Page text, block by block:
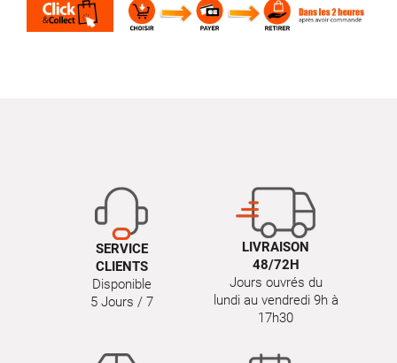
SERVICE
CLIENTS
Disponible
5 Jours / 7
LIVRAISON
48/72H
Jours ouvrés du
lundi au vendredi 9h à
17h30